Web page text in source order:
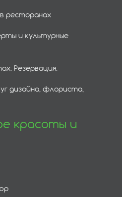
ресторанах
и культурные
Резервация.
дизайна, флориста,
красоты и